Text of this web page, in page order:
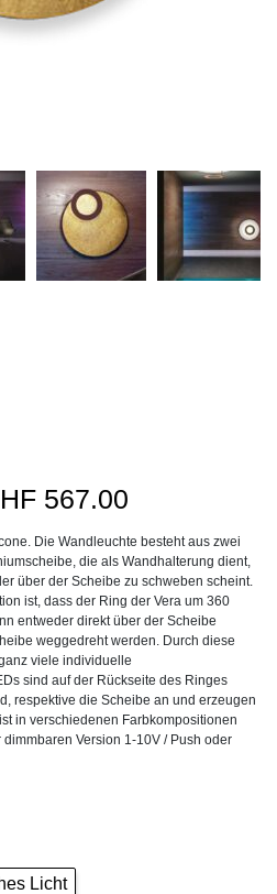
567.00
bis
CHF567.00
Die Wandleuchte besteht aus zwei
die als Wandhalterung dient,
über der Scheibe zu schweben scheint.
ist, dass der Ring der Vera um 360
entweder direkt über der Scheibe
weggedreht werden. Durch diese
viele individuelle
sind auf der Rückseite des Ringes
respektive die Scheibe an und erzeugen
in verschiedenen Farbkompositionen
Version 1-10V / Push oder
Licht